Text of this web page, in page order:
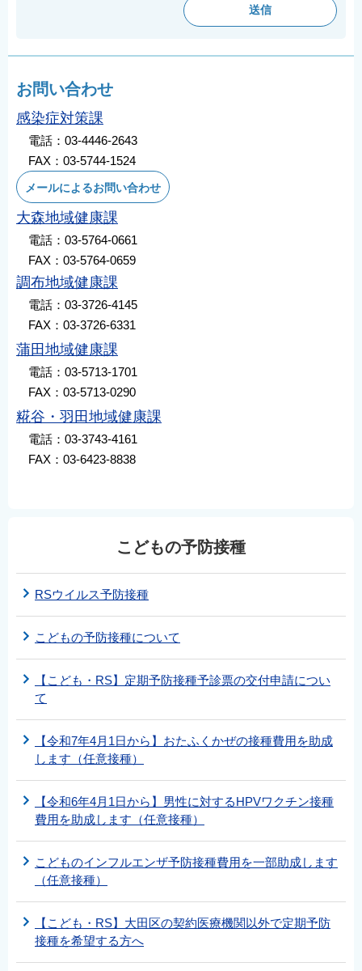
お問い合わせ
感染症対策課
電話：03-4446-2643
FAX：03-5744-1524
メールによるお問い合わせ
大森地域健康課
電話：03-5764-0661
FAX：03-5764-0659
調布地域健康課
電話：03-3726-4145
FAX：03-3726-6331
蒲田地域健康課
電話：03-5713-1701
FAX：03-5713-0290
糀谷・羽田地域健康課
電話：03-3743-4161
FAX：03-6423-8838
こどもの予防接種
RSウイルス予防接種
こどもの予防接種について
【こども・RS】定期予防接種予診票の交付申請につい
て
【令和7年4月1日から】おたふくかぜの接種費用を助成
します（任意接種）
【令和6年4月1日から】男性に対するHPVワクチン接種
費用を助成します（任意接種）
こどものインフルエンザ予防接種費用を一部助成します
（任意接種）
【こども・RS】大田区の契約医療機関以外で定期予防
接種を希望する方へ